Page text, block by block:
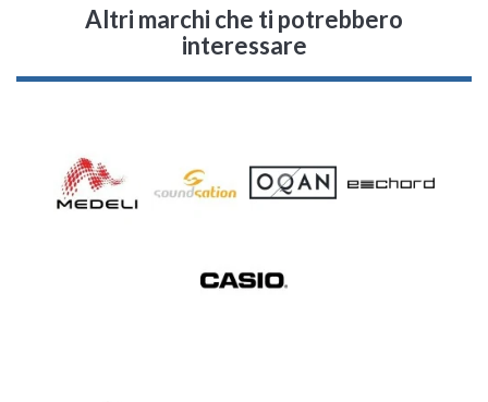
Altri marchi che ti potrebbero
interessare